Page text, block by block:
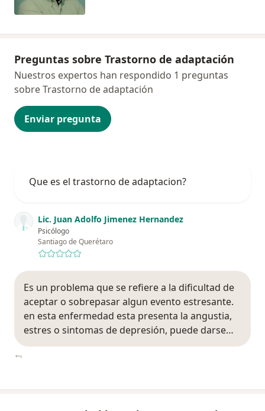
Preguntas sobre Trastorno de adaptación
Enviar pregunta
Nuestros expertos han respondido 1 preguntas
sobre Trastorno de adaptación
Que es el trastorno de adaptacion?
Lic. Juan Adolfo Jimenez Hernandez
Psicólogo
Santiago de Querétaro
Es un problema que se refiere a la dificultad de
aceptar o sobrepasar algun evento estresante.
en esta enfermedad esta presenta la angustia,
estres o sintomas de depresión, puede darse…